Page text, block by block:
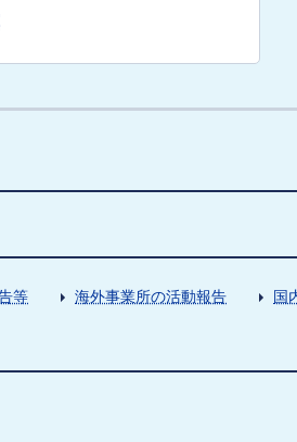
等 海外事業所の活動報告 国